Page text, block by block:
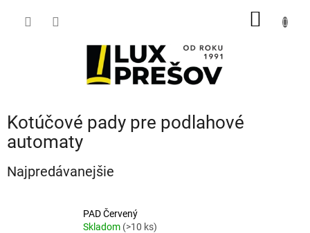
Kotúčové pady pre podlahové
automaty
Najpredávanejšie
PAD Červený
Skladom (>10 ks)